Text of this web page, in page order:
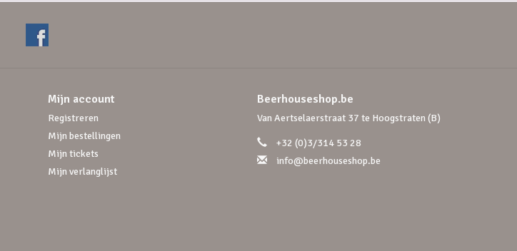
Mijn account
Registreren
Mijn bestellingen
Mijn tickets
Mijn verlanglijst
Beerhouseshop.be
Van Aertselaerstraat 37 te Hoogstraten (B)
+32 (0)3/314 53 28
info@beerhouseshop.be